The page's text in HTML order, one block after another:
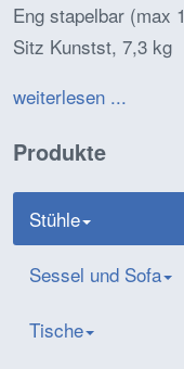
Eng stapelbar (max
Sitz Kunstst, 7,3 kg
weiterlesen ...
Produkte
Stühle
Sessel und Sofa
Tische